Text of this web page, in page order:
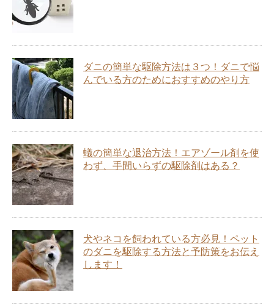
ダニの簡単な駆除方法は３つ！ダニで悩
んでいる方のためにおすすめのやり方
蟻の簡単な退治方法！エアゾール剤を使
わず、手間いらずの駆除剤はある？
犬やネコを飼われている方必見！ペット
のダニを駆除する方法と予防策をお伝え
します！